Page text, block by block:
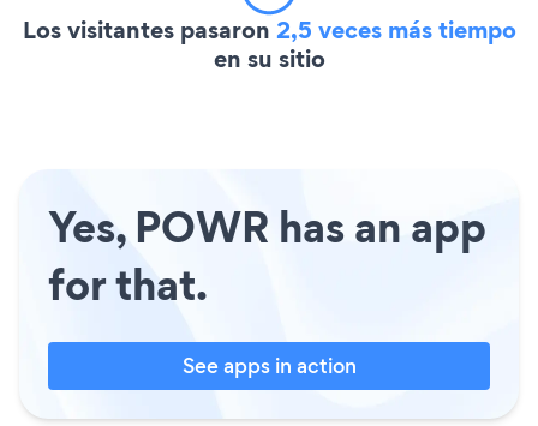
Los visitantes pasaron 2,5 veces más tiempo
en su sitio
Yes, POWR has an app
for that.
See apps in action